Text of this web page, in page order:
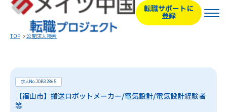
転職サポートに
登録
TOP 公開求人検索
求人No.JOB32865
【福山市】搬送ロボットメーカー/電気設計/電気設計経験者
等